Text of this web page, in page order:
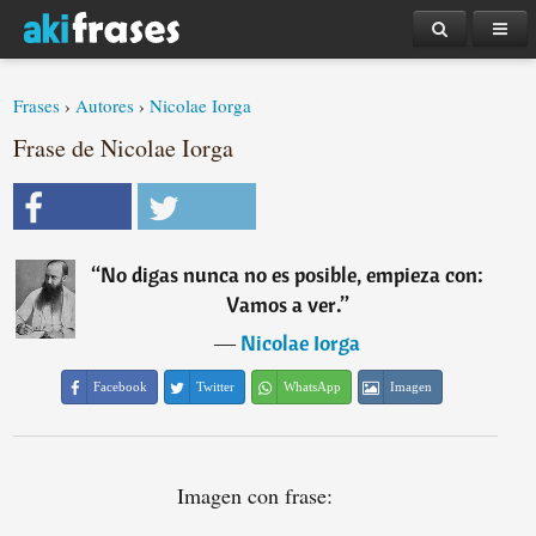
Frases ›Autores ›Nicolae Iorga
Frase de Nicolae Iorga
“No digas nunca no es posible, empieza con:
Vamos a ver.”
―Nicolae Iorga
Facebook Twitter WhatsApp Imagen
Imagen con frase: